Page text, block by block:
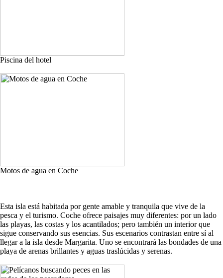
Piscina del hotel
Motos de agua en Coche
Esta isla está habitada por gente amable y tranquila que vive de la
pesca y el turismo. Coche ofrece paisajes muy diferentes: por un lado
las playas, las costas y los acantilados; pero también un interior que
sigue conservando sus esencias. Sus escenarios contrastan entre sí al
llegar a la isla desde Margarita. Uno se encontrará las bondades de una
playa de arenas brillantes y aguas traslúcidas y serenas.